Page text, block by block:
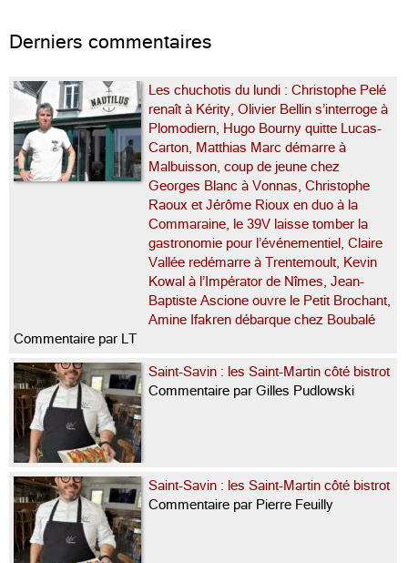
Derniers commentaires
Les chuchotis du lundi : Christophe Pelé
renaît à Kérity, Olivier Bellin s’interroge à
Plomodiern, Hugo Bourny quitte Lucas-
Carton, Matthias Marc démarre à
Malbuisson, coup de jeune chez
Georges Blanc à Vonnas, Christophe
Raoux et Jérôme Rioux en duo à la
Commaraine, le 39V laisse tomber la
gastronomie pour l’événementiel, Claire
Vallée redémarre à Trentemoult, Kevin
Kowal à l’Impérator de Nîmes, Jean-
Baptiste Ascione ouvre le Petit Brochant,
Amine Ifakren débarque chez Boubalé
Commentaire par LT
Saint-Savin : les Saint-Martin côté bistrot
Commentaire par Gilles Pudlowski
Saint-Savin : les Saint-Martin côté bistrot
Commentaire par Pierre Feuilly